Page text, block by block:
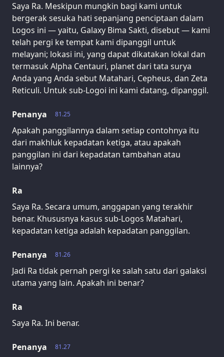
Saya Ra. Meskipun mungkin bagi kami untuk
bergerak sesuka hati sepanjang penciptaan dalam
Logos ini — yaitu, Galaxy Bima Sakti, disebut — kami
telah pergi ke tempat kami dipanggil untuk
melayani; lokasi ini, yang dapat dikatakan lokal dan
termasuk Alpha Centauri, planet dari tata surya
Anda yang Anda sebut Matahari, Cepheus, dan Zeta
Reticuli. Untuk sub-Logoi ini kami datang, dipanggil.
81.25
Penanya
Apakah panggilannya dalam setiap contohnya itu
dari makhluk kepadatan ketiga, atau apakah
panggilan ini dari kepadatan tambahan atau
lainnya?
Ra
Saya Ra. Secara umum, anggapan yang terakhir
benar. Khususnya kasus sub-Logos Matahari,
kepadatan ketiga adalah kepadatan panggilan.
81.26
Penanya
Jadi Ra tidak pernah pergi ke salah satu dari galaksi
utama yang lain. Apakah ini benar?
Ra
Saya Ra. Ini benar.
81.27
Penanya